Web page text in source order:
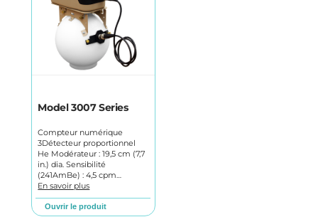
Model 3007 Series
Compteur numérique
3Détecteur proportionnel
He Modérateur : 19,5 cm (7,7
in.) dia. Sensibilité
(241AmBe) : 4,5 cpm…
En savoir plus
Ouvrir le produit